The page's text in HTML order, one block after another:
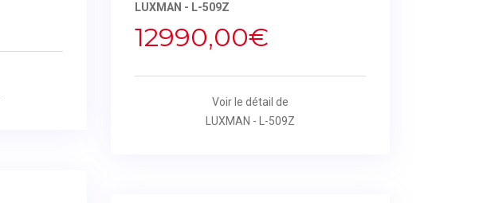
LUXMAN - L-509Z
12990,00€
Voir le détail de
LUXMAN - L-509Z